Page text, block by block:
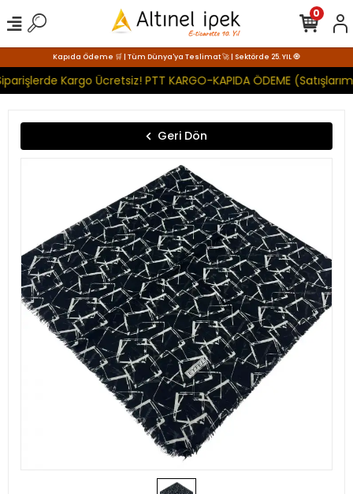
Kapıda Ödeme 🛒 | Tüm Dünya'ya Teslimat 🚀 | Sektörde 25. YIL 🧿
Kargo Ücretsiz! PTT KARGO-KAPIDA ÖDEME
0
Geri Dön